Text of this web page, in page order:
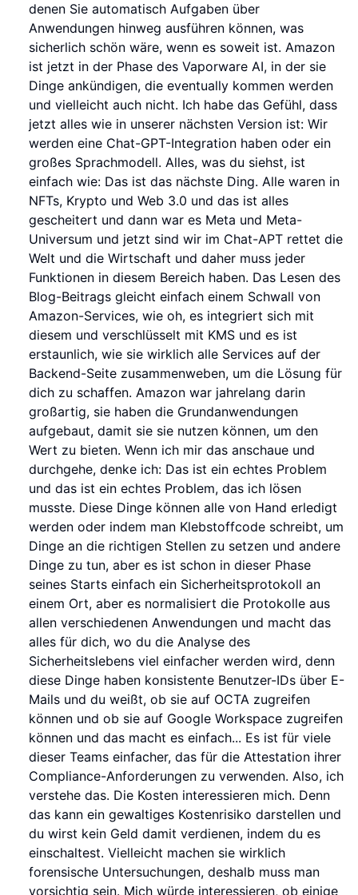
denen Sie automatisch Aufgaben über
Anwendungen hinweg ausführen können, was
sicherlich schön wäre, wenn es soweit ist. Amazon
ist jetzt in der Phase des Vaporware AI, in der sie
Dinge ankündigen, die eventually kommen werden
und vielleicht auch nicht. Ich habe das Gefühl, dass
jetzt alles wie in unserer nächsten Version ist: Wir
werden eine Chat-GPT-Integration haben oder ein
großes Sprachmodell. Alles, was du siehst, ist
einfach wie: Das ist das nächste Ding. Alle waren in
NFTs, Krypto und Web 3.0 und das ist alles
gescheitert und dann war es Meta und Meta-
Universum und jetzt sind wir im Chat-APT rettet die
Welt und die Wirtschaft und daher muss jeder
Funktionen in diesem Bereich haben. Das Lesen des
Blog-Beitrags gleicht einfach einem Schwall von
Amazon-Services, wie oh, es integriert sich mit
diesem und verschlüsselt mit KMS und es ist
erstaunlich, wie sie wirklich alle Services auf der
Backend-Seite zusammenweben, um die Lösung für
dich zu schaffen. Amazon war jahrelang darin
großartig, sie haben die Grundanwendungen
aufgebaut, damit sie sie nutzen können, um den
Wert zu bieten. Wenn ich mir das anschaue und
durchgehe, denke ich: Das ist ein echtes Problem
und das ist ein echtes Problem, das ich lösen
musste. Diese Dinge können alle von Hand erledigt
werden oder indem man Klebstoffcode schreibt, um
Dinge an die richtigen Stellen zu setzen und andere
Dinge zu tun, aber es ist schon in dieser Phase
seines Starts einfach ein Sicherheitsprotokoll an
einem Ort, aber es normalisiert die Protokolle aus
allen verschiedenen Anwendungen und macht das
alles für dich, wo du die Analyse des
Sicherheitslebens viel einfacher werden wird, denn
diese Dinge haben konsistente Benutzer-IDs über E-
Mails und du weißt, ob sie auf OCTA zugreifen
können und ob sie auf Google Workspace zugreifen
können und das macht es einfach... Es ist für viele
dieser Teams einfacher, das für die Attestation ihrer
Compliance-Anforderungen zu verwenden. Also, ich
verstehe das. Die Kosten interessieren mich. Denn
das kann ein gewaltiges Kostenrisiko darstellen und
du wirst kein Geld damit verdienen, indem du es
einschaltest. Vielleicht machen sie wirklich
forensische Untersuchungen, deshalb muss man
vorsichtig sein. Mich würde interessieren, ob einige